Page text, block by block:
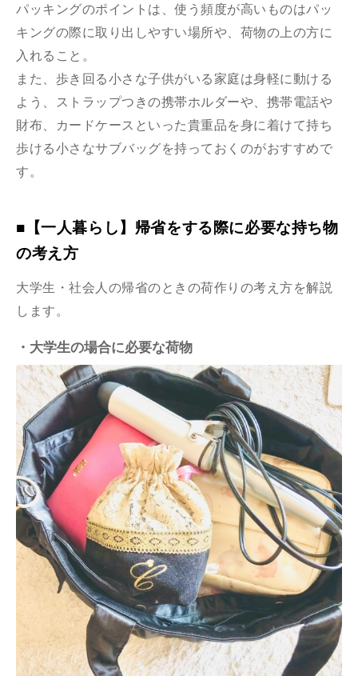
パッキングのポイントは、使う頻度が高いものはパッ
キングの際に取り出しやすい場所や、荷物の上の方に
入れること。
また、歩き回る小さな子供がいる家庭は身軽に動ける
よう、ストラップつきの携帯ホルダーや、携帯電話や
財布、カードケースといった貴重品を身に着けて持ち
歩ける小さなサブバッグを持っておくのがおすすめで
す。
■【一人暮らし】帰省をする際に必要な持ち物
の考え方
大学生・社会人の帰省のときの荷作りの考え方を解説
します。
・大学生の場合に必要な荷物